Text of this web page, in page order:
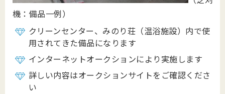
機：備品一例）
クリーンセンター、みのり荘（温浴施設）内で使
用されてきた備品になります
インターネットオークションにより実施します
詳しい内容はオークションサイトをご確認くださ
い